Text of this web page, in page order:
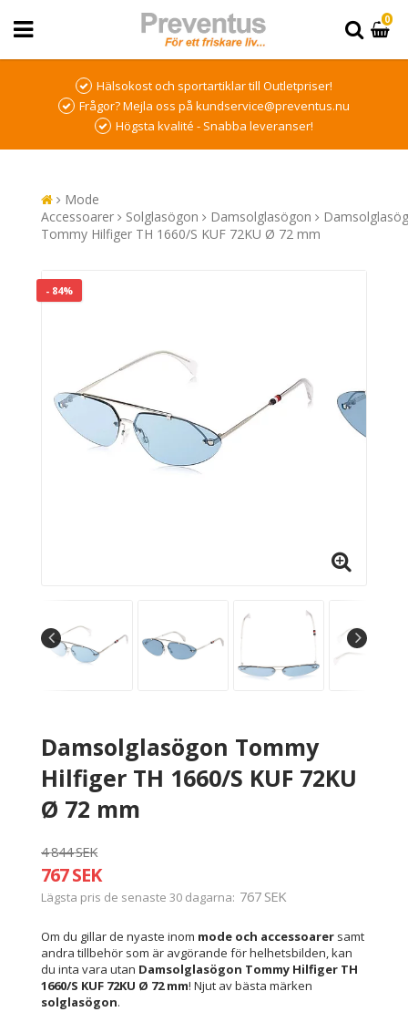
0
Hälsokost och sportartiklar till Outletpriser!
Frågor? Mejla oss på kundservice@preventus.nu
Högsta kvalité - Snabba leveranser!
Mode
Accessoarer
Solglasögon Damsolglasögon
Tommy Hilfiger TH 1660/S KUF 72KU Ø 72 mm
- 84%
Damsolglasögon Tommy
Hilfiger TH 1660/S KUF 72KU
Ø 72 mm
4 844 SEK
767 SEK
Lägsta pris de senaste 30 dagarna 767 SEK
Om du gillar de nyaste inom mode och accessoarer samt
andra tillbehör som är avgörande för helhetsbilden, kan
du inta vara utan Damsolglasögon Tommy Hilfiger TH
1660/S KUF 72KU Ø 72 mm! Njut av bästa märken
solglasögon.